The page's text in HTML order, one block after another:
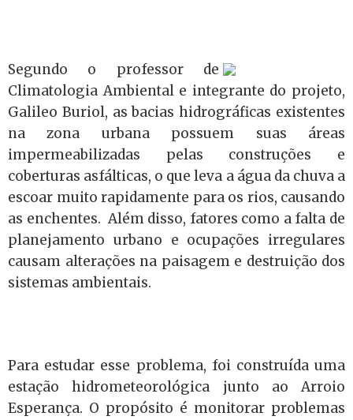
Segundo o professor de
Climatologia Ambiental e integrante do projeto,
Galileo Buriol, as bacias hidrográficas existentes
na zona urbana possuem suas áreas
impermeabilizadas pelas construções e
coberturas asfálticas, o que leva a água da chuva a
escoar muito rapidamente para os rios, causando
as enchentes. Além disso, fatores como a falta de
planejamento urbano e ocupações irregulares
causam alterações na paisagem e destruição dos
sistemas ambientais.
Para estudar esse problema, foi construída uma
estação hidrometeorológica junto ao Arroio
Esperança. O propósito é monitorar problemas